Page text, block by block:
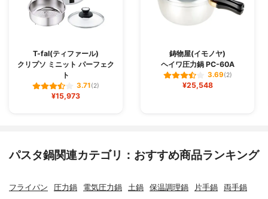
T-fal(ティファール)
クリプソ ミニット パーフェク
ト
3.71(2)
¥15,973
鋳物屋(イモノヤ)
ヘイワ圧力鍋 PC-60A
3.69(2)
¥25,548
パスタ鍋関連カテゴリ：おすすめ商品ランキング
フライパン 圧力鍋 電気圧力鍋 土鍋 保温調理鍋 片手鍋 両手鍋